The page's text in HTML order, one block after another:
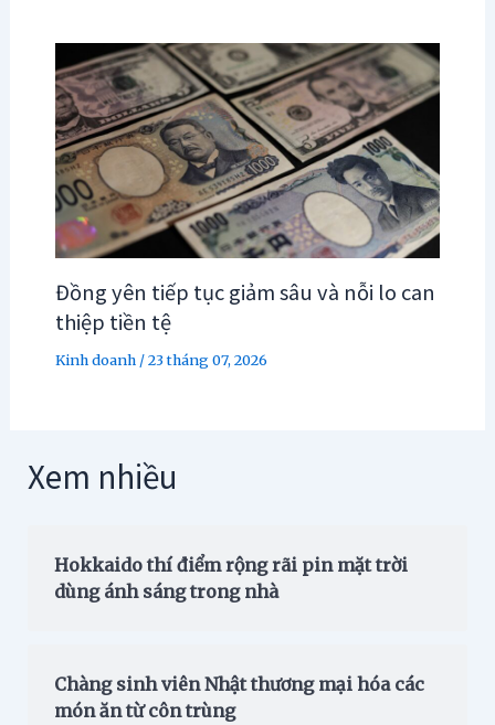
Đồng yên tiếp tục giảm sâu và nỗi lo can
thiệp tiền tệ
Kinh doanh/23 tháng 07, 2026
Xem nhiều
Hokkaido thí điểm rộng rãi pin mặt trời
dùng ánh sáng trong nhà
Chàng sinh viên Nhật thương mại hóa các
món ăn từ côn trùng